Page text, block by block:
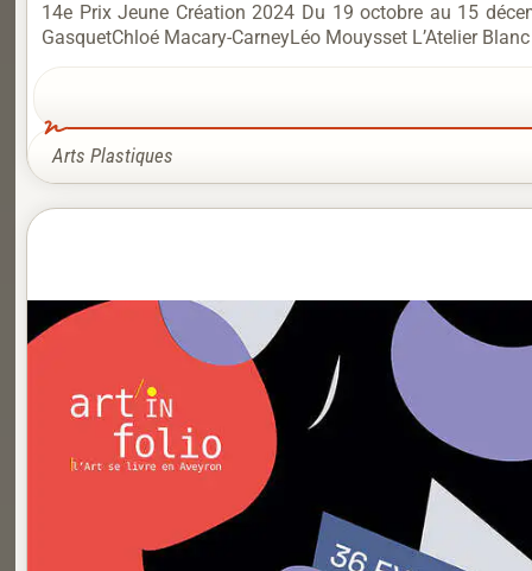
14e Prix Jeune Création 2024 Du 19 octobre au 15
GasquetChloé Macary-CarneyLéo Mouysset L’Atelier
Arts Plastiques